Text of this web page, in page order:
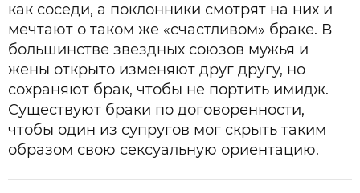
как соседи, а поклонники смотрят на них и
мечтают о таком же «счастливом» браке. В
большинстве звездных союзов мужья и
жены открыто изменяют друг другу, но
сохраняют брак, чтобы не портить имидж.
Существуют браки по договоренности,
чтобы один из супругов мог скрыть таким
образом свою сексуальную ориентацию.